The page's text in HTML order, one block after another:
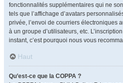
fonctionnalités supplémentaires qui ne
tels que l’affichage d’avatars
privée, l’envoi de courriers électroniques
à un groupe d’utilisateurs, etc.
instant, c’est pourquoi nous vous
Haut
Qu’est-ce que la COPPA ?